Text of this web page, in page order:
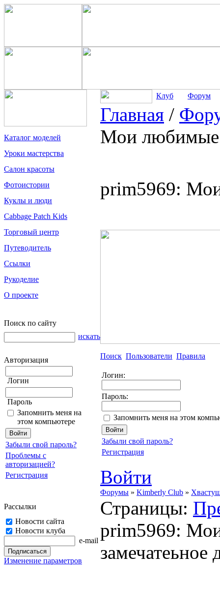
Каталог моделей
Уроки мастерства
Салон красоты
Фотоистории
Куклы и люди
Cabbage Patch Kids
Торговый центр
Путеводитель
Ссылки
Рукоделие
О проекте
Поиск по сайту
искать
Авторизация
Логин
Пароль
Запомнить меня на
этом компьютере
Забыли свой пароль?
Проблемы с
авторизацией?
Регистрация
Рассылки
Новости сайта
Новости клуба
e-mail
Изменение параметров
Клуб Форум
Главная /
Мои любимые
prim5969:
Поиск Пользователи Правила
Логин:
Пароль:
Запомнить меня на этом
Забыли свой пароль?
Регистрация
Войти
Форумы » Kimberly Club »
Страницы:
prim5969:
замечатеьное